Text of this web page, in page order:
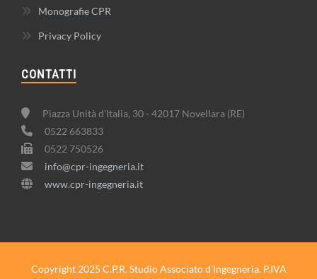
Monografie CPR
Privacy Policy
CONTATTI
Piazza Unità d'Italia, 30 - 42017 Novellara (RE)
0522 663833
0522 750526
info@cpr-ingegneria.it
www.cpr-ingegneria.it
Copyright 2025 C.P.R. Studio Associato d'Ingegneria. P.IVA